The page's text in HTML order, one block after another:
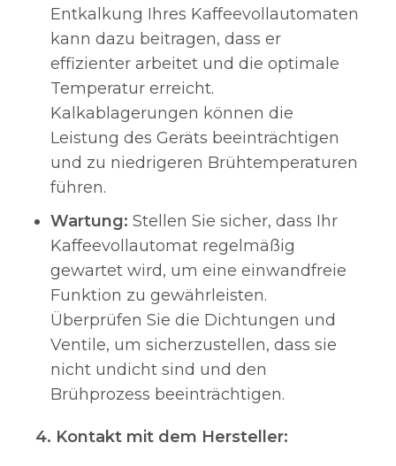
Entkalkung Ihres Kaffeevollautomaten
kann dazu beitragen, dass er
effizienter arbeitet und die optimale
Temperatur erreicht.
Kalkablagerungen können die
Leistung des Geräts beeinträchtigen
und zu niedrigeren Brühtemperaturen
führen.
Wartung: Stellen Sie sicher, dass Ihr
Kaffeevollautomat regelmäßig
gewartet wird, um eine einwandfreie
Funktion zu gewährleisten.
Überprüfen Sie die Dichtungen und
Ventile, um sicherzustellen, dass sie
nicht undicht sind und den
Brühprozess beeinträchtigen.
4. Kontakt mit dem Hersteller: